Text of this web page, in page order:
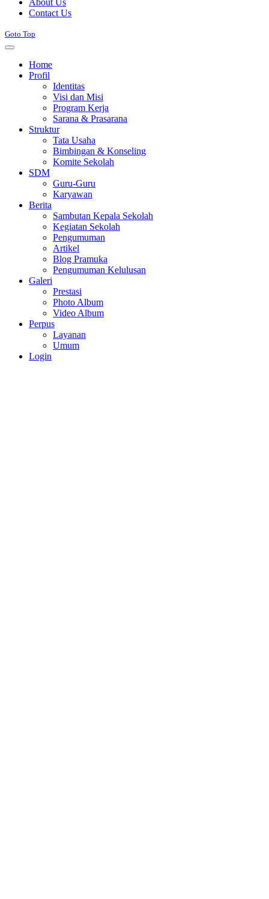
About Us
Contact Us
Goto Top
Home
Profil
Identitas
Visi dan Misi
Program Kerja
Sarana & Prasarana
Struktur
Tata Usaha
Bimbingan & Konseling
Komite Sekolah
SDM
Guru-Guru
Karyawan
Berita
Sambutan Kepala Sekolah
Kegiatan Sekolah
Pengumuman
Artikel
Blog Pramuka
Pengumuman Kelulusan
Galeri
Prestasi
Photo Album
Video Album
Perpus
Layanan
Umum
Login